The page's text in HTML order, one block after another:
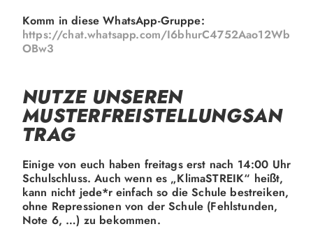
Komm in diese WhatsApp-Gruppe:
https://chat.whatsapp.com/I6bhurC4752Aao12Wb
OBw3
NUTZE UNSEREN
MUSTERFREISTELLUNGSAN
TRAG
Einige von euch haben freitags erst nach 14:00 Uhr
Schulschluss. Auch wenn es „KlimaSTREIK“ heißt,
kann nicht jede*r einfach so die Schule bestreiken,
ohne Repressionen von der Schule (Fehlstunden,
Note 6, …) zu bekommen.